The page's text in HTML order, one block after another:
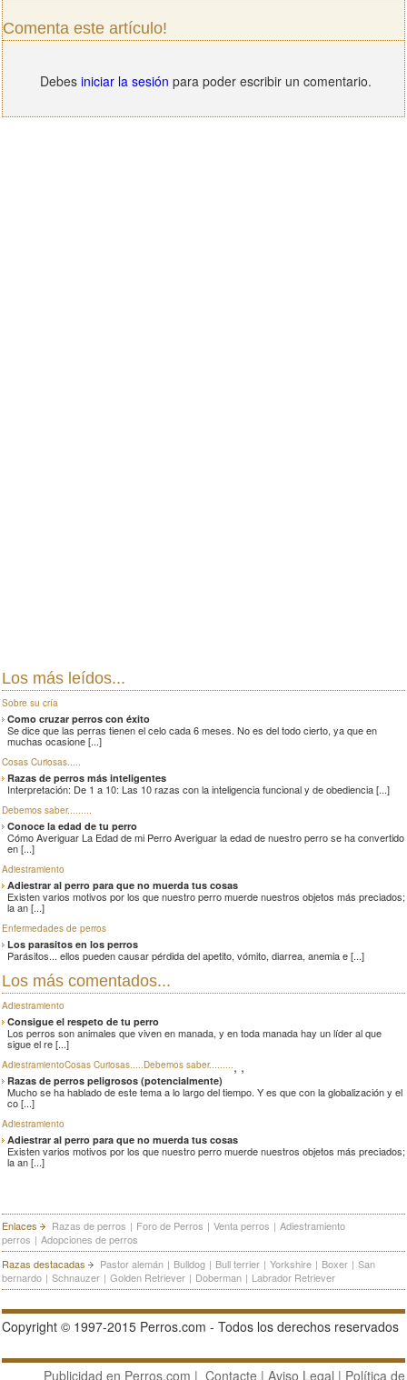
Comenta este artículo!
Debes iniciar la sesión para poder escribir un comentario.
Los más leídos...
Sobre su cría
Como cruzar perros con éxito
Se dice que las perras tienen el celo cada 6 meses. No es del todo cierto, ya que en
muchas ocasione [...]
Cosas Curiosas.....
Razas de perros más inteligentes
Interpretación: De 1 a 10: Las 10 razas con la inteligencia funcional y de obediencia [...]
Debemos saber.........
Conoce la edad de tu perro
Cómo Averiguar La Edad de mi Perro Averiguar la edad de nuestro perro se ha convertido
en [...]
Adiestramiento
Adiestrar al perro para que no muerda tus cosas
Existen varios motivos por los que nuestro perro muerde nuestros objetos más preciados;
la an [...]
Enfermedades de perros
Los parasitos en los perros
Parásitos... ellos pueden causar pérdida del apetito, vómito, diarrea, anemia e [...]
Los más comentados...
Adiestramiento
Consigue el respeto de tu perro
Los perros son animales que viven en manada, y en toda manada hay un líder al que
sigue el re [...]
Adiestramiento ,
Cosas Curiosas..... ,
Debemos saber.........
Razas de perros peligrosos (potencialmente)
Mucho se ha hablado de este tema a lo largo del tiempo. Y es que con la globalización y el
co [...]
Adiestramiento
Adiestrar al perro para que no muerda tus cosas
Existen varios motivos por los que nuestro perro muerde nuestros objetos más preciados;
la an [...]
Enlaces Razas de perros | Foro de Perros | Venta perros | Adiestramiento
perros | Adopciones de perros
Razas destacadas
Pastor alemán | Bulldog | Bull terrier | Yorkshire | Boxer | San
bernardo | Schnauzer | Golden Retriever | Doberman | Labrador Retriever
Copyright © 1997-2015 Perros.com - Todos los derechos reservados
Publicidad en Perros.com | Contacte | Aviso Legal | Política de